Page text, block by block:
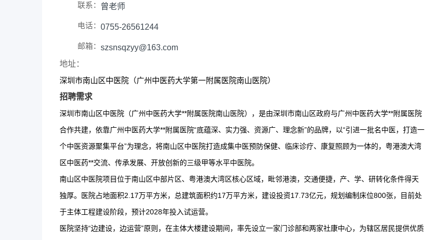
联系： 曾老师
电话： 0755-26561244
邮箱： szsnsqzyy@163.com
地址：
深圳市南山区中医院（广州中医药大学第一附属医院南山医院）
招聘需求
深圳市南山区中医院（广州中医药大学**附属医院南山医院），是由深圳市南山区政府与广州中医药大学**附属医院
合作共建，依靠广州中医药大学**附属医院“底蕴深、实力强、资源广、理念新”的品牌，以“引进一批名中医，打造一
个中医资源聚集平台”为理念，将南山区中医院打造成集中医预防保健、临床诊疗、康复照顾为一体的，粤港澳大湾
区中医药**交流、传承发展、开放创新的三级甲等水平中医院。
南山区中医院项目位于南山区中部片区、粤港澳大湾区核心区域，毗邻港澳，交通便捷，产、学、研转化条件得天
独厚。医院占地面积2.17万平方米，总建筑面积约17万平方米，建设投资17.73亿元，规划编制床位800张，目前处
于主体工程建设阶段，预计2028年投入试运营。
医院坚持“边建设，边运营”原则，在主体大楼建设期间，率先设立一家门诊部和两家社康中心，为辖区居民提供优质